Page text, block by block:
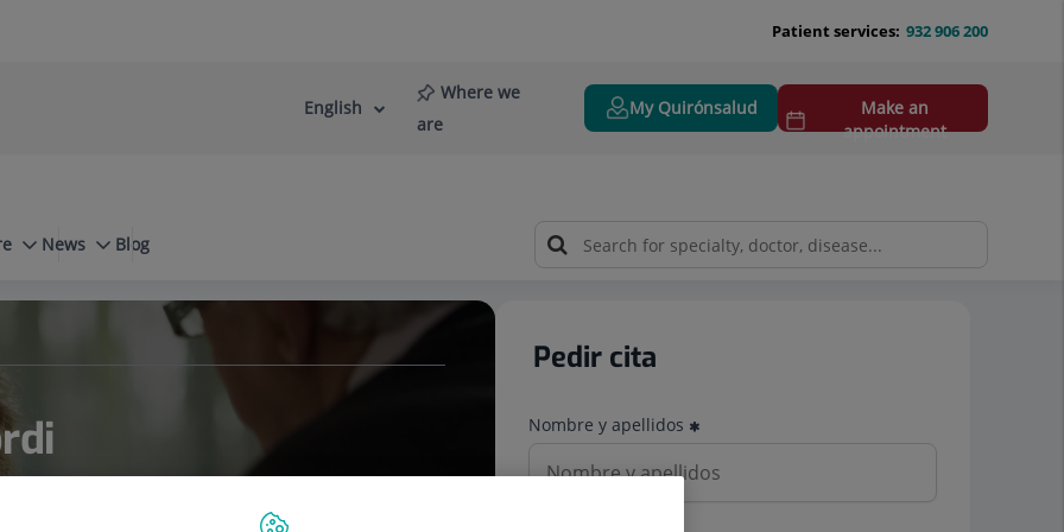
932 906 200
Patient services:
Language
Active
English
Where we
are
My Quirónsalud
Make an
appointment
News
Blog
Pedir cita
Nombre y apellidos